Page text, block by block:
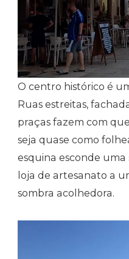
O centro histórico é
Ruas estreitas,
praças fazem com
seja quase como
esquina esconde
loja de artesanato a
sombra acolhedora.